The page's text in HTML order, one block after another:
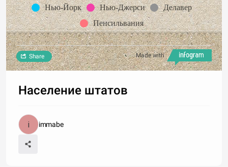
Нью-Йорк
Нью-Джерси
Делавер
Пенсильвания
Made with
Share
Население штатов
immabe